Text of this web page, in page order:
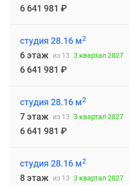
6 641 981 ₽
студия 28.16 м2
6 этаж из 13 3 квартал 2027
6 641 981 ₽
студия 28.16 м2
7 этаж из 13 3 квартал 2027
6 641 981 ₽
студия 28.16 м2
8 этаж из 13 3 квартал 2027